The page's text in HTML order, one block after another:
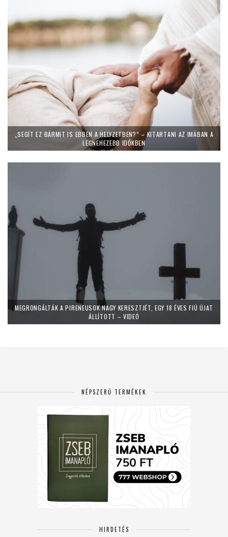
„SEGÍT EZ BÁRMIT IS EBBEN A HELYZETBEN?” – KITARTANI AZ IMÁBAN A
LEGNEHEZEBB IDŐKBEN
MEGRONGÁLTÁK A PIRENEUSOK NAGY KERESZTJÉT, EGY 18 ÉVES FIÚ ÚJAT
ÁLLÍTOTT – VIDEÓ
NÉPSZERŰ TERMÉKEK
HIRDETÉS